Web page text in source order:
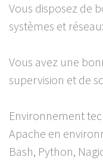
Vous disposez de
systèmes et
Vous avez une
supervision et de
Environnement
Apache en
Bash, Python,